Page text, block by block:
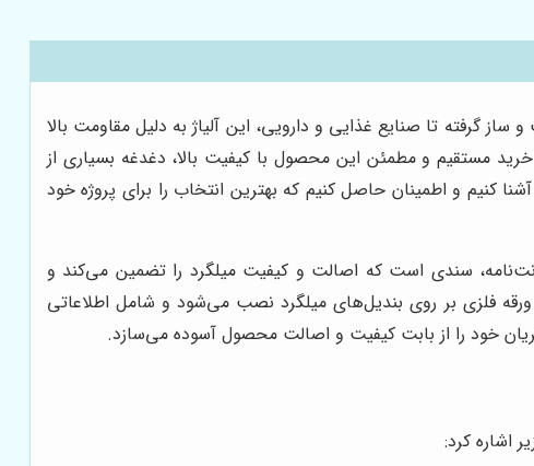
و ساز گرفته تا صنایع غذایی و دارویی، این آلیاژ به دلیل مقاومت بالا
مستقیم و مطمئن این محصول با کیفیت بالا، دغدغه بسیاری از
کنیم و اطمینان حاصل کنیم که بهترین انتخاب را برای پروژه خود
است. ضمانت‌نامه، سندی است که اصالت و کیفیت میلگرد را تضمین می‌کند و
فلزی بر روی بندیل‌های میلگرد نصب می‌شود و شامل اطلاعاتی